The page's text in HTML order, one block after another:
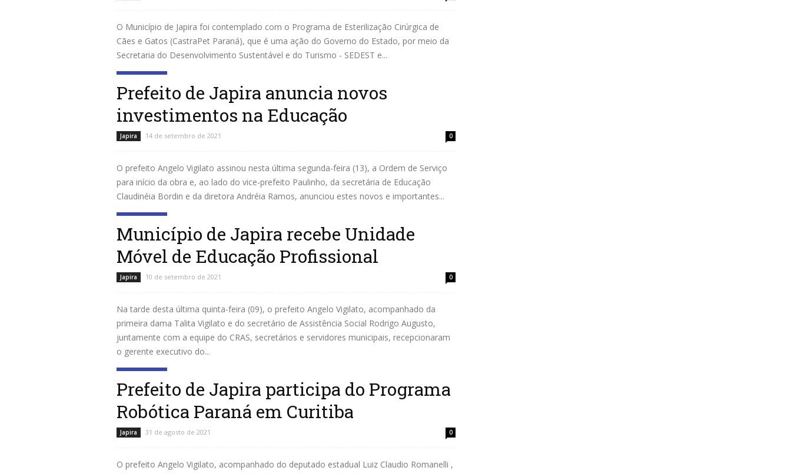
O Município de Japira foi contemplado com o Programa de Esterilização Cirúrgica de
Cães e Gatos (CastraPet Paraná), que é uma ação do Governo do Estado, por meio da
Secretaria do Desenvolvimento Sustentável e do Turismo - SEDEST e...
Prefeito de Japira anuncia novos
investimentos na Educação
Japira 14 de setembro de 2021 0
O prefeito Angelo Vigilato assinou nesta última segunda-feira (13), a Ordem de Serviço
para início da obra e, ao lado do vice-prefeito Paulinho, da secretária de Educação
Claudinéia Bordin e da diretora Andréia Ramos, anunciou estes novos e importantes...
Município de Japira recebe Unidade
Móvel de Educação Profissional
Japira 10 de setembro de 2021 0
Na tarde desta última quinta-feira (09), o prefeito Angelo Vigilato, acompanhado da
primeira dama Talita Vigilato e do secretário de Assistência Social Rodrigo Augusto,
juntamente com a equipe do CRAS, secretários e servidores municipais, recepcionaram
o gerente executivo do...
Prefeito de Japira participa do Programa
Robótica Paraná em Curitiba
Japira 31 de agosto de 2021 0
O prefeito Angelo Vigilato, acompanhado do deputado estadual Luiz Claudio Romanelli ,